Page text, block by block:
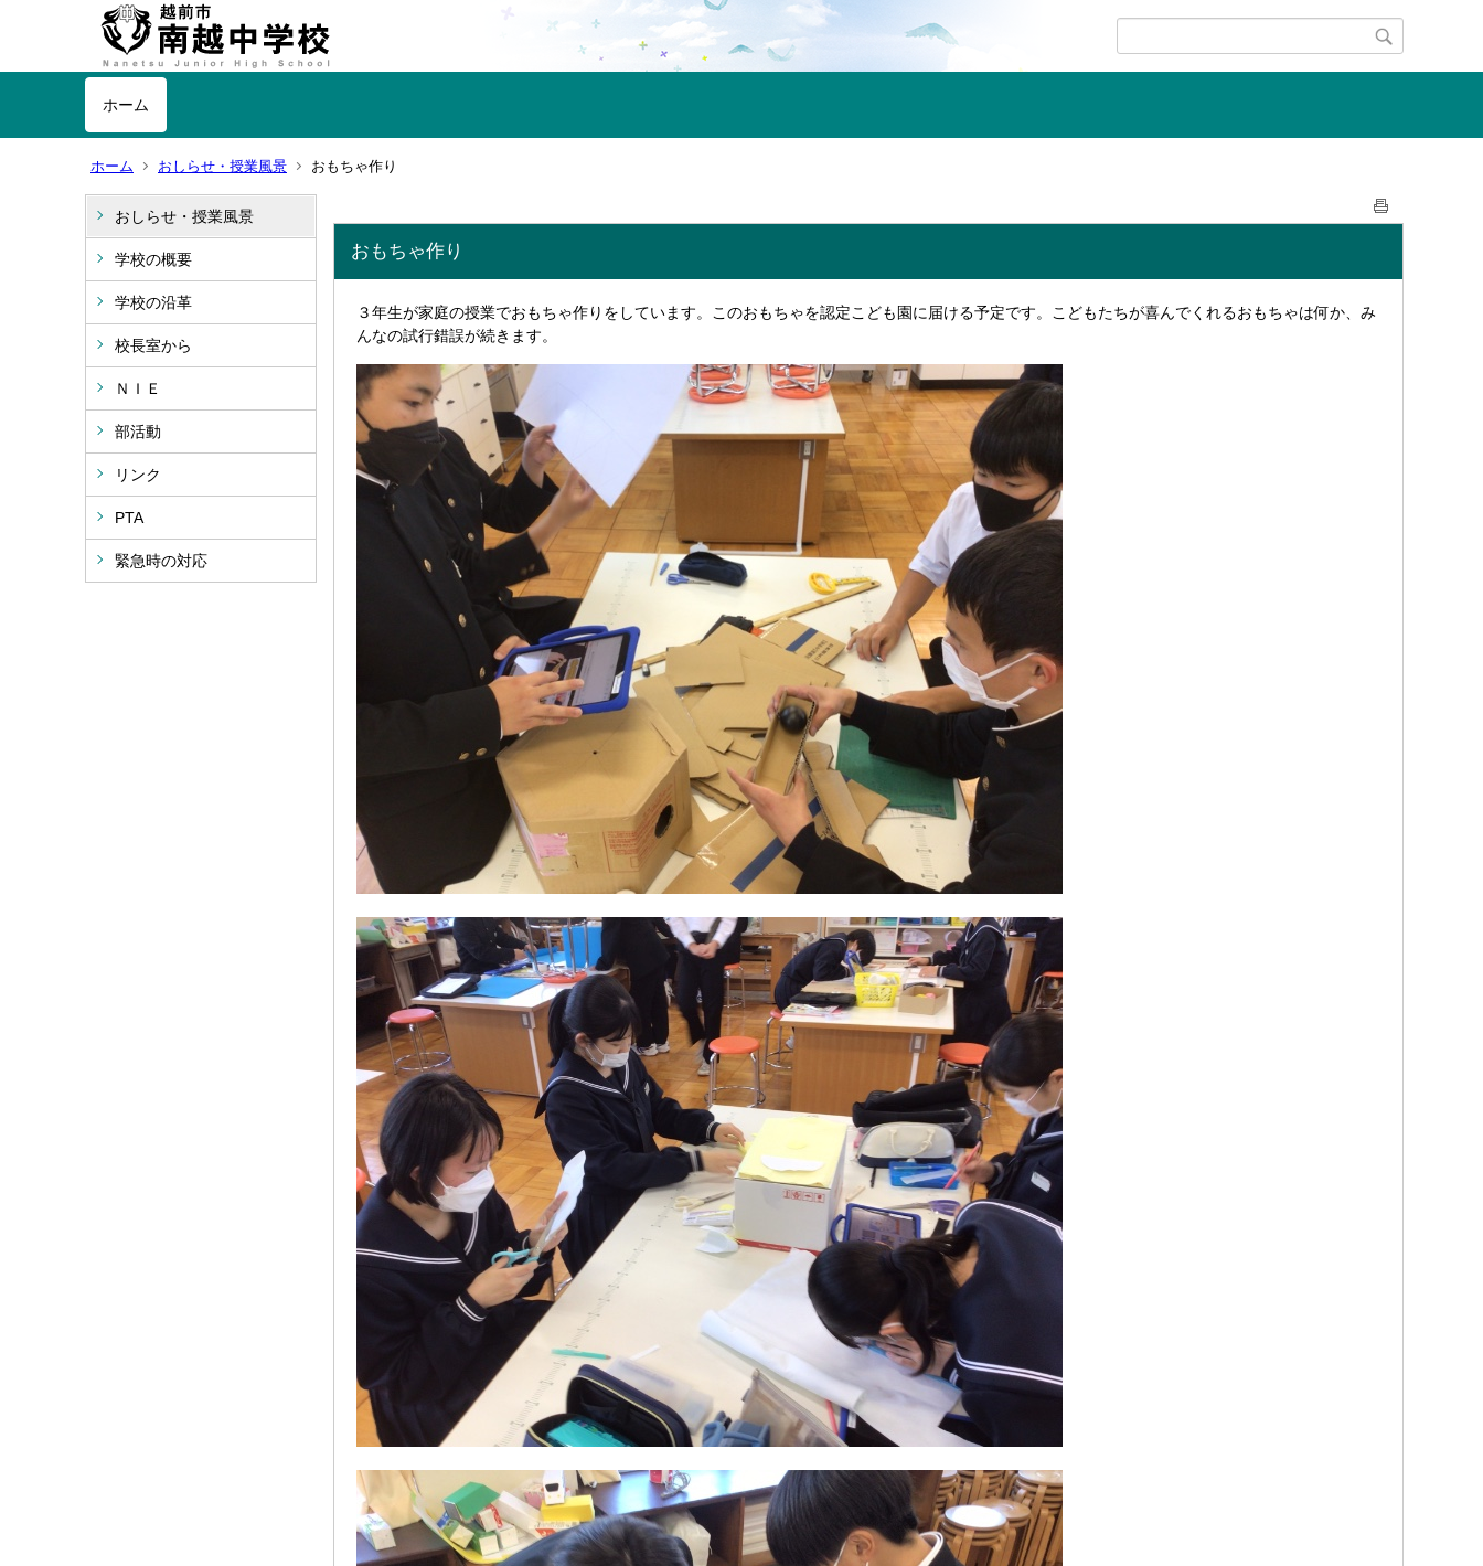
ホーム
ホーム おしらせ・授業風景 おもちゃ作り
おしらせ・授業風景
学校の概要
学校の沿革
校長室から
ＮＩＥ
部活動
リンク
PTA
緊急時の対応
おもちゃ作り
３年生が家庭の授業でおもちゃ作りをしています。このおもちゃを認定こども園に届ける予定です。こどもたちが喜んでくれるおもちゃは何か、み
んなの試行錯誤が続きます。